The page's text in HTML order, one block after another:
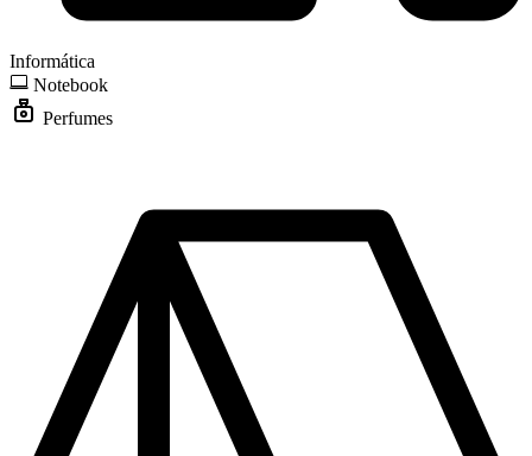
Informática
Notebook
Perfumes